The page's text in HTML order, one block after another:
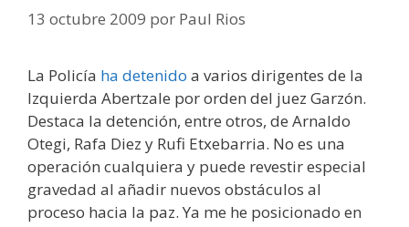
13 octubre 2009 por Paul Rios
La Policía ha detenido a varios dirigentes de la
Izquierda Abertzale por orden del juez Garzón.
Destaca la detención, entre otros, de Arnaldo
Otegi, Rafa Diez y Rufi Etxebarria. No es una
operación cualquiera y puede revestir especial
gravedad al añadir nuevos obstáculos al
proceso hacia la paz. Ya me he posicionado en